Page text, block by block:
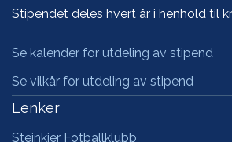
Stipendet deles hvert år i henhold til
Se kalender for utdeling av stipend
Se vilkår for utdeling av stipend
Lenker
Steinkjer Fotballklubb